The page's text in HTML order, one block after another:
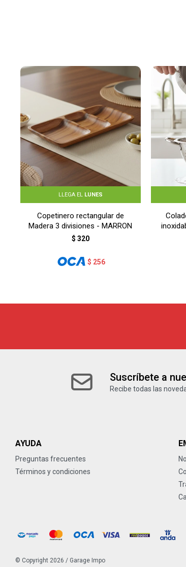
LLEGA EL LUNES
Copetinero rectangular de
Madera 3 divisiones - MARRON
$ 320
$ 256
Suscríbete a
Recibe todas las
AYUDA
Preguntas frecuentes
Términos y condiciones
© Copyright 2026 / Garage Impo